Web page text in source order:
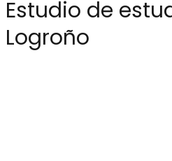
Estudio de
Logroño